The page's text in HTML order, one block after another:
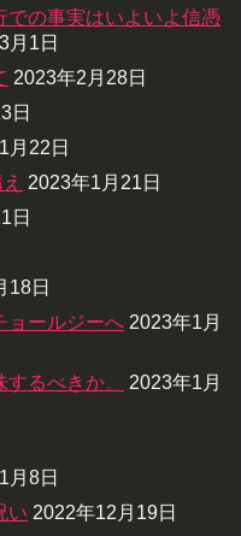
での事実はいよいよ信憑
月1日
2023年2月28日
日
月22日
2023年1月21日
日
18日
ョールジーへ 2023年1月
るべきか。
2023年1月
月8日
い 2022年12月19日